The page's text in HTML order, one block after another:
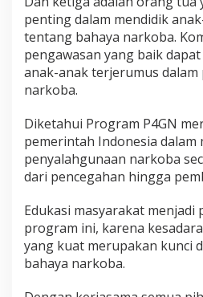
penting dalam mendidik
tentang bahaya narkoba.
pengawasan yang baik
anak-anak terjerumus dalam
narkoba.
Diketahui Program P4GN
pemerintah Indonesia dalam
penyalahgunaan narkoba
dari pencegahan hingga
Edukasi masyarakat menjadi
program ini, karena
yang kuat merupakan kunci
bahaya narkoba.